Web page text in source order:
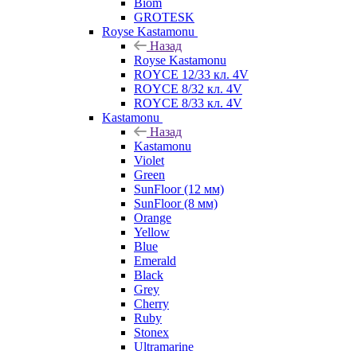
Biom
GROTESK
Royse Kastamonu
Назад
Royse Kastamonu
ROYCE 12/33 кл. 4V
ROYCE 8/32 кл. 4V
ROYCE 8/33 кл. 4V
Kastamonu
Назад
Kastamonu
Violet
Green
SunFloor (12 мм)
SunFloor (8 мм)
Orange
Yellow
Blue
Emerald
Black
Grey
Cherry
Ruby
Stonex
Ultramarine